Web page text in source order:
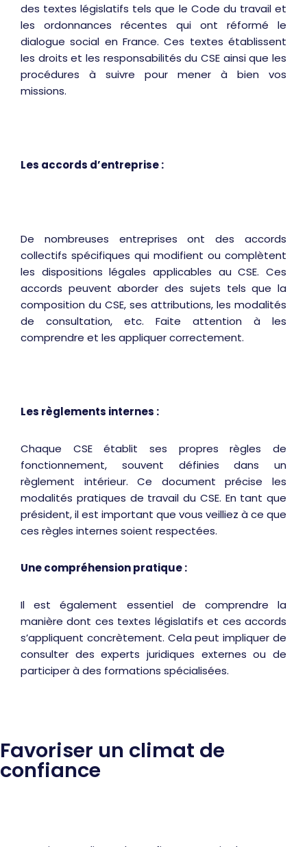
des textes législatifs tels que le Code du travail et
les ordonnances récentes qui ont réformé le
dialogue social en France. Ces textes établissent
les droits et les responsabilités du CSE ainsi que les
procédures à suivre pour mener à bien vos
missions.
Les accords d’entreprise :
De nombreuses entreprises ont des accords
collectifs spécifiques qui modifient ou complètent
les dispositions légales applicables au CSE. Ces
accords peuvent aborder des sujets tels que la
composition du CSE, ses attributions, les modalités
de consultation, etc. Faite attention à les
comprendre et les appliquer correctement.
Les règlements internes :
Chaque CSE établit ses propres règles de
fonctionnement, souvent définies dans un
règlement intérieur. Ce document précise les
modalités pratiques de travail du CSE. En tant que
président, il est important que vous veilliez à ce que
ces règles internes soient respectées.
Une compréhension pratique :
Il est également essentiel de comprendre la
manière dont ces textes législatifs et ces accords
s’appliquent concrètement. Cela peut impliquer de
consulter des experts juridiques externes ou de
participer à des formations spécialisées.
Favoriser un climat de
confiance